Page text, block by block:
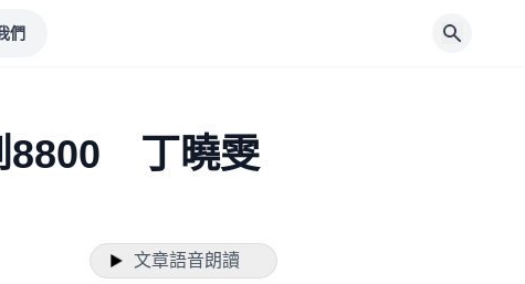
們
8800 丁曉雯
文章語音朗讀